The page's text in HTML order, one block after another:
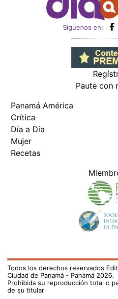
Siguenos en:
Paute con
Panamá América
Crítica
Día a Día
Mujer
Recetas
Todos los derechos reservados
Ciudad de Panamá - Panamá 2026.
Prohibida su reproducción total o
de su titular